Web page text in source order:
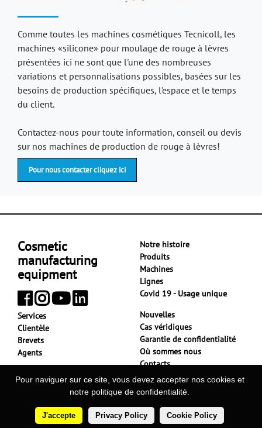
Comme toutes les machines cosmétiques Tecnicoll, les
machines «silicone» pour moulage de rouge à lèvres
présentées ici ne sont que l'une des nombreuses
variations et personnalisations possibles, basées sur les
besoins de production spécifiques, l'espace et le temps
du client.
Contactez-nous pour toute information, conseil ou devis
sur nos machines de production de rouge à lèvres!
Pour nous contacter cliquez ici
Cosmetic
manufacturing
equipment
Notre histoire
Produits
Machines
Lignes
Covid 19 - Usage unique
Services
Clientèle
Brevets
Agents
Nouvelles
Cas véridiques
Garantie de confidentialité
Où sommes nous
Contacts
Tecnicoll P.Iva 02711410122 - Rea Va 279777 - Cap. Soc. €
20.000 I.V. - Téléphone:+39-0331-869966
Privacy Policy-Cookie Policy
Pour naviguer sur ce site, vous devez accepter nos cookies et
notre politique de confidentialité.
J'accepte Privacy Policy Cookie Policy